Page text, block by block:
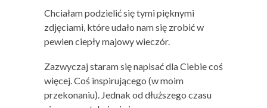
Chciałam podzielić się tymi pięknymi
zdjęciami, które udało nam się zrobić w
pewien ciepły majowy wieczór.
Zazwyczaj staram się napisać dla Ciebie coś
więcej. Coś inspirującego (w moim
przekonaniu). Jednak od dłuższego czasu